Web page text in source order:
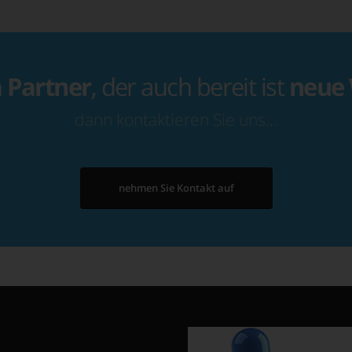
Partner, der auch bereit ist neue
dann kontaktieren Sie uns…
nehmen Sie Kontakt auf